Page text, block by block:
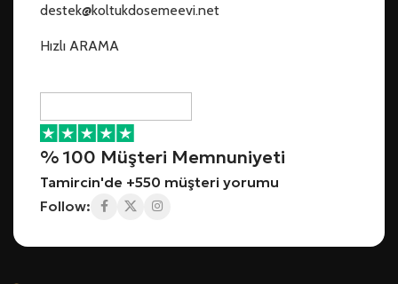
destek@koltukdosemeevi.net
Hızlı ARAMA
% 100 Müşteri Memnuniyeti
Tamircin'de +550 müşteri yorumu
Follow: